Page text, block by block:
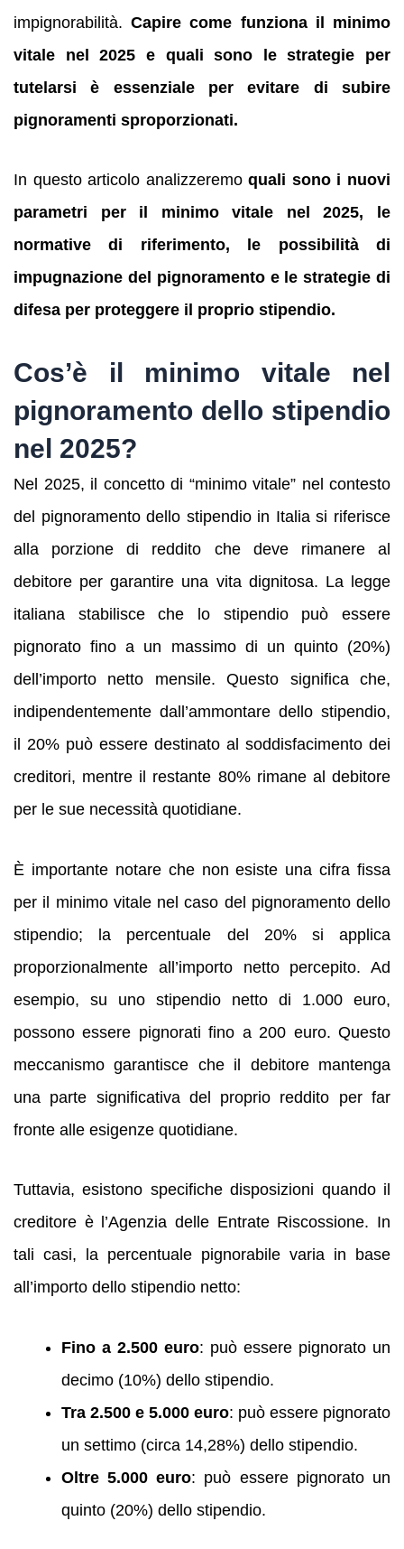
impignorabilità.Capire come funziona il minimo
vitale nel 2025 e quali sono le strategie per
tutelarsi è essenziale per evitare di subire
pignoramenti sproporzionati.
In questo articolo analizzeremoquali sono i nuovi
parametri per il minimo vitale nel 2025, le
normative di riferimento, le possibilità di
impugnazione del pignoramento e le strategie di
difesa per proteggere il proprio stipendio.
Cos’è il minimo vitale nel
pignoramento dello stipendio
nel 2025?
Nel 2025, il concetto di “minimo vitale” nel contesto
del pignoramento dello stipendio in Italia si riferisce
alla porzione di reddito che deve rimanere al
debitore per garantire una vita dignitosa. La legge
italiana stabilisce che lo stipendio può essere
pignorato fino a un massimo di un quinto (20%)
dell’importo netto mensile. Questo significa che,
indipendentemente dall’ammontare dello stipendio,
il 20% può essere destinato al soddisfacimento dei
creditori, mentre il restante 80% rimane al debitore
per le sue necessità quotidiane.
È importante notare che non esiste una cifra fissa
per il minimo vitale nel caso del pignoramento dello
stipendio; la percentuale del 20% si applica
proporzionalmente all’importo netto percepito. Ad
esempio, su uno stipendio netto di 1.000 euro,
possono essere pignorati fino a 200 euro. Questo
meccanismo garantisce che il debitore mantenga
una parte significativa del proprio reddito per far
fronte alle esigenze quotidiane.
Tuttavia, esistono specifiche disposizioni quando il
creditore è l’Agenzia delle Entrate Riscossione. In
tali casi, la percentuale pignorabile varia in base
all’importo dello stipendio netto:
Fino a 2.500 euro: può essere pignorato un
decimo (10%) dello stipendio.
Tra 2.500 e 5.000 euro: può essere pignorato
un settimo (circa 14,28%) dello stipendio.
Oltre 5.000 euro: può essere pignorato un
quinto (20%) dello stipendio.